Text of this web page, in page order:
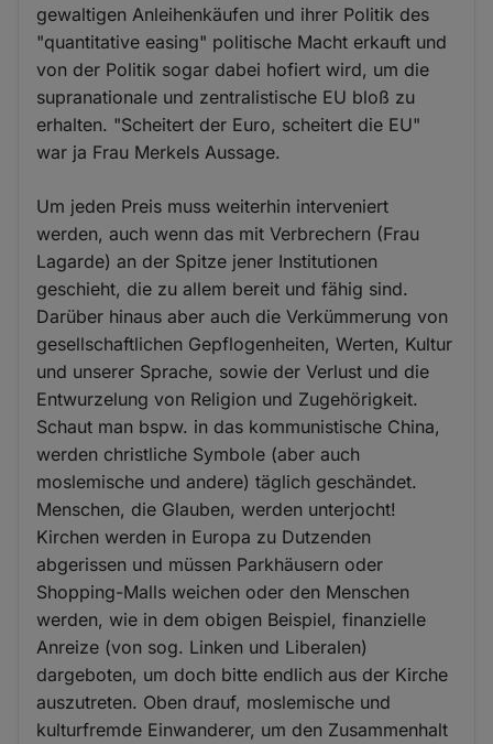
gewaltigen Anleihenkäufen und ihrer Politik des
"quantitative easing" politische Macht erkauft und
von der Politik sogar dabei hofiert wird, um die
supranationale und zentralistische EU bloß zu
erhalten. "Scheitert der Euro, scheitert die EU"
war ja Frau Merkels Aussage.
Um jeden Preis muss weiterhin interveniert
werden, auch wenn das mit Verbrechern (Frau
Lagarde) an der Spitze jener Institutionen
geschieht, die zu allem bereit und fähig sind.
Darüber hinaus aber auch die Verkümmerung von
gesellschaftlichen Gepflogenheiten, Werten, Kultur
und unserer Sprache, sowie der Verlust und die
Entwurzelung von Religion und Zugehörigkeit.
Schaut man bspw. in das kommunistische China,
werden christliche Symbole (aber auch
moslemische und andere) täglich geschändet.
Menschen, die Glauben, werden unterjocht!
Kirchen werden in Europa zu Dutzenden
abgerissen und müssen Parkhäusern oder
Shopping-Malls weichen oder den Menschen
werden, wie in dem obigen Beispiel, finanzielle
Anreize (von sog. Linken und Liberalen)
dargeboten, um doch bitte endlich aus der Kirche
auszutreten. Oben drauf, moslemische und
kulturfremde Einwanderer, um den Zusammenhalt